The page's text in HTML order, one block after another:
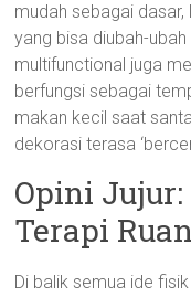
mudah sebagai
yang bisa diubah-
multifunctional juga
berfungsi sebagai
makan kecil saat
dekorasi terasa
Opini
Terapi
Di balik semua ide